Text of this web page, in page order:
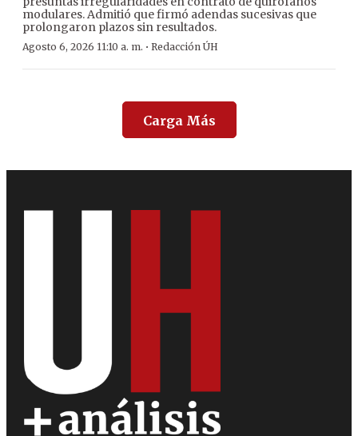
modulares. Admitió que firmó adendas sucesivas que
prolongaron plazos sin resultados.
Agosto 6, 2026 11:10 a. m. · Redacción ÚH
Carga Más